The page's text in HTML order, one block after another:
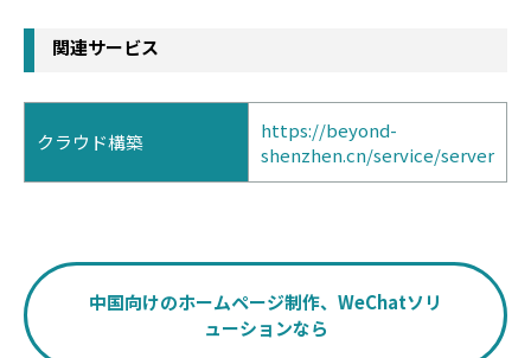
関連サービス
クラウド構築
https://beyond-
shenzhen.cn/service/server
中国向けのホームページ制作、WeChatソリ
ューションなら